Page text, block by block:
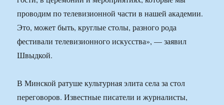
проводим по телевизионной части в нашей академии.
Это, может быть, круглые столы, разного рода
фестивали телевизионного искусства», — заявил
Швыдкой.
В Минской ратуше культурная элита села за стол
переговоров. Известные писатели и журналисты,